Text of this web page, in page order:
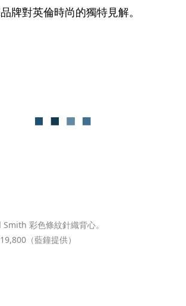
牌對英倫時尚的獨特見解。
Smith 彩色條紋針織背心。
（藍鐘提供）